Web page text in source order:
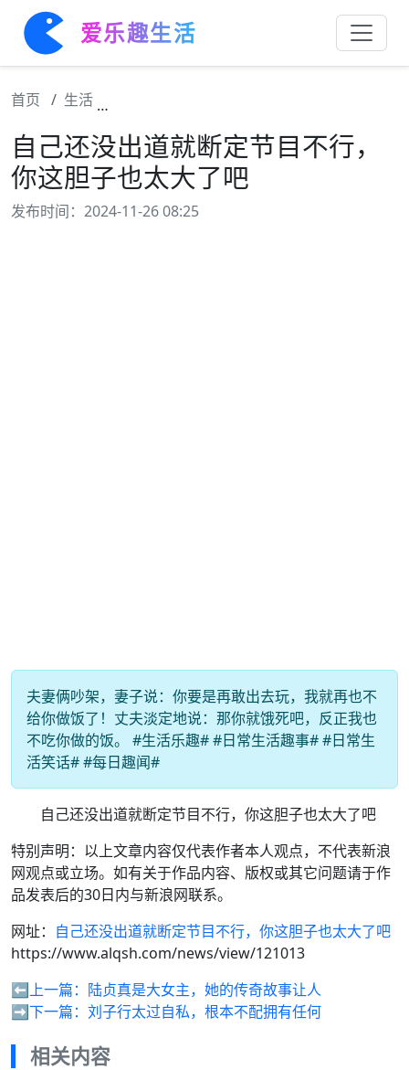
爱乐趣生活
首页 生活
自己还没出道就断定节目不行，
你这胆子也太大了吧
发布时间：2024-11-26 08:25
夫妻俩吵架，妻子说：你要是再敢出去玩，我就再也不
给你做饭了！丈夫淡定地说：那你就饿死吧，反正我也
不吃你做的饭。 #生活乐趣# #日常生活趣事# #日常生
活笑话# #每日趣闻#
自己还没出道就断定节目不行，你这胆子也太大了吧
特别声明：以上文章内容仅代表作者本人观点，不代表新浪
网观点或立场。如有关于作品内容、版权或其它问题请于作
品发表后的30日内与新浪网联系。
网址： 自己还没出道就断定节目不行，你这胆子也太大了吧
https://www.alqsh.com/news/view/121013
⬅️上一篇： 陆贞真是大女主，她的传奇故事让人
➡️下一篇： 刘子行太过自私，根本不配拥有任何
相关内容